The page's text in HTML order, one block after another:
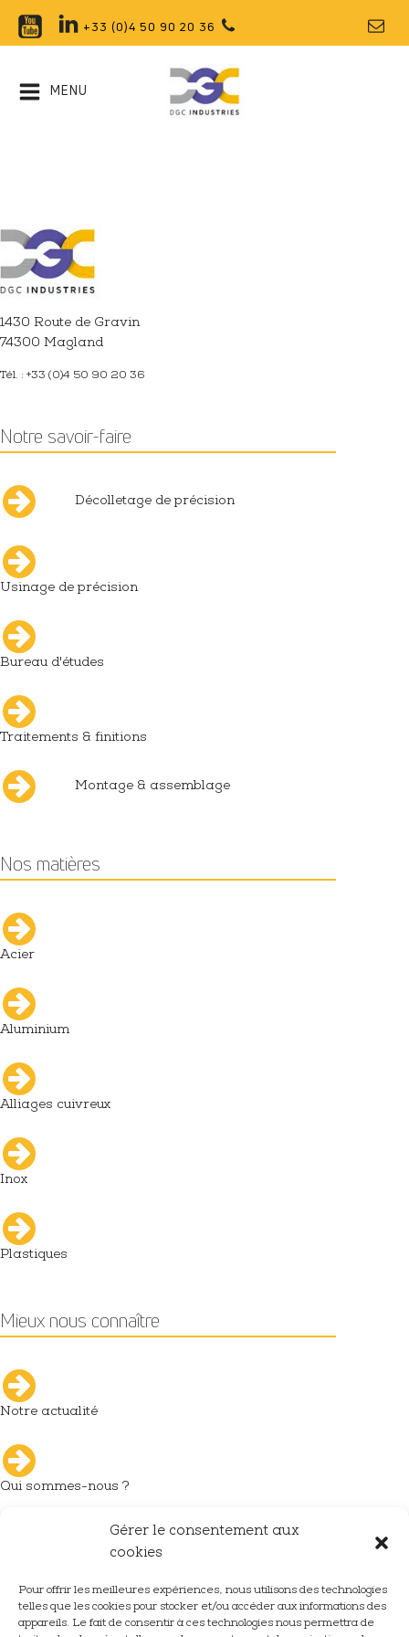
Gérer le consentement aux
cookies
Pour offrir les meilleures expériences, nous utilisons des technologies
telles que les cookies pour stocker et/ou accéder aux informations des
appareils. Le fait de consentir à ces technologies nous permettra de
+33 (0)4 50 90 20 36
MENU
1430 Route de Gravin
74300 Magland
Tél. : +33 (0)4 50 90 20 36
Notre savoir-faire
Décolletage de précision
Usinage de précision
Bureau d'études
Traitements & finitions
Montage & assemblage
Nos matières
Acier
Aluminium
Alliages cuivreux
Inox
Plastiques
Mieux nous connaître
Notre actualité
Qui sommes-nous ?
L'industrie du décolletage
Nous rejoindre